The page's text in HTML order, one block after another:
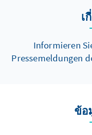
เ
Informieren
Pressemeldungen
ข้อ